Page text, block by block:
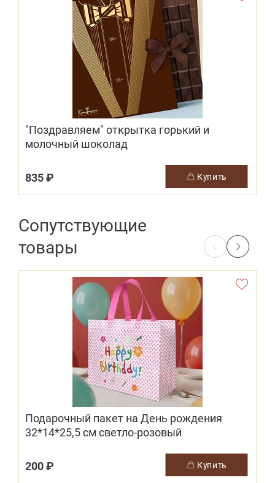
"Поздравляем" открытка горький и
молочный шоколад
835 ₽ купить
Сопутствующие
товары
Подарочный пакет на День рождения
32*14*25,5 см светло-розовый
200 ₽ купить